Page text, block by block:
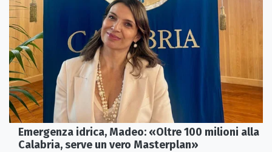
Emergenza idrica, Madeo: «Oltre 100 milioni alla
Calabria, serve un vero Masterplan»